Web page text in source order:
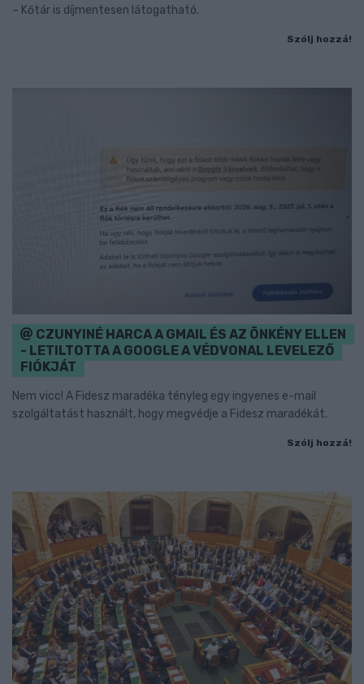
– Kőtár is díjmentesen látogatható.
Szólj hozzá!
CZUNYINÉ HARCA A GMAIL ÉS AZ ÖNKÉNY ELLEN
- LETILTOTTA A GOOGLE A VÉDVONAL LEVELEZŐ
FIÓKJÁT
Nem vicc! A Fidesz maradéka tényleg egy ingyenes e-mail
szolgáltatást használt, hogy megvédje a Fidesz maradékát.
Szólj hozzá!